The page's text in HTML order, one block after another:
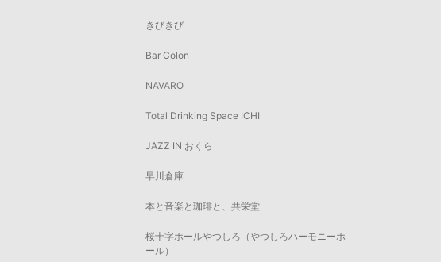
きびきび
Bar Colon
NAVARO
Total Drinking Space ICHI
JAZZ IN おくら
早川倉庫
本と音楽と珈琲と、共栄堂
桜十字ホールやつしろ（やつしろハーモニーホ
ール）